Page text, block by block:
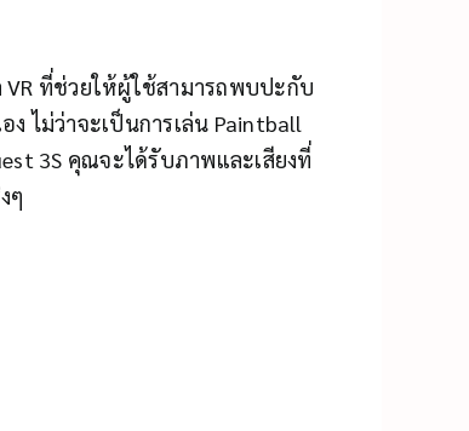
VR ที่ช่วยให้ผู้ใช้สามารถพบปะกับ
ไม่ว่าจะเป็นการเล่น Paintball
3S คุณจะได้รับภาพและเสียงที่
ๆ